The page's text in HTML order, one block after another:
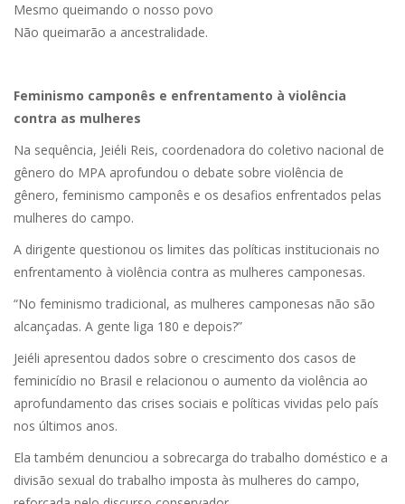
Mesmo queimando o nosso povo
Não queimarão a ancestralidade.
Feminismo camponês e enfrentamento à violência
contra as mulheres
Na sequência, Jeiéli Reis, coordenadora do coletivo nacional de
gênero do MPA aprofundou o debate sobre violência de
gênero, feminismo camponês e os desafios enfrentados pelas
mulheres do campo.
A dirigente questionou os limites das políticas institucionais no
enfrentamento à violência contra as mulheres camponesas.
“No feminismo tradicional, as mulheres camponesas não são
alcançadas. A gente liga 180 e depois?”
Jeiéli apresentou dados sobre o crescimento dos casos de
feminicídio no Brasil e relacionou o aumento da violência ao
aprofundamento das crises sociais e políticas vividas pelo país
nos últimos anos.
Ela também denunciou a sobrecarga do trabalho doméstico e a
divisão sexual do trabalho imposta às mulheres do campo,